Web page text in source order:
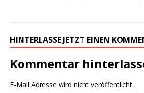
HINTERLASSE JETZT EINEN
Kommentar
E-Mail Adresse wird nicht veröffentlicht.